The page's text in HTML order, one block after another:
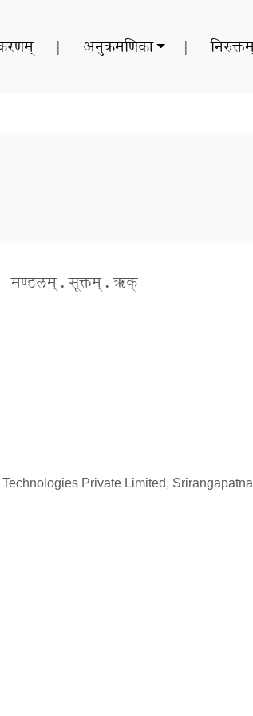
| अनुक्रमणिका |
मण्डलम् . सूक्तम् . ऋक्
Private Limited,